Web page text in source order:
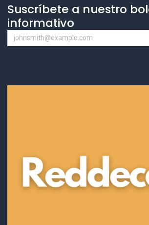
Suscríbete a nuestro
informativo